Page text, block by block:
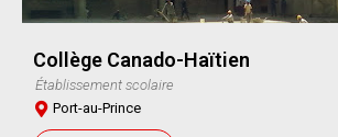
Collège Canado-Haïtien
Établissement scolaire
Port-au-Prince